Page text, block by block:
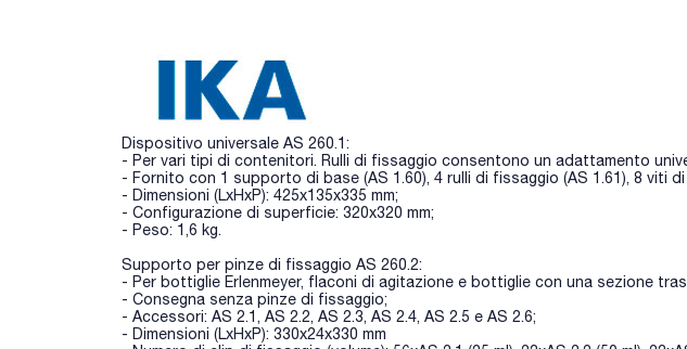
Dispositivo universale AS 260.1:
- Per vari tipi di contenitori. Rulli di fissaggio consentono un adattamento
- Fornito con 1 supporto di base (AS 1.60), 4 rulli di fissaggio (AS 1.61), 8 viti
- Dimensioni (LxHxP): 425x135x335 mm;
- Configurazione di superficie: 320x320 mm;
- Peso: 1,6 kg.
Supporto per pinze di fissaggio AS 260.2:
- Per bottiglie Erlenmeyer, flaconi di agitazione e bottiglie con una sezione
- Consegna senza pinze di fissaggio;
- Accessori: AS 2.1, AS 2.2, AS 2.3, AS 2.4, AS 2.5 e AS 2.6;
- Dimensioni (LxHxP): 330x24x330 mm